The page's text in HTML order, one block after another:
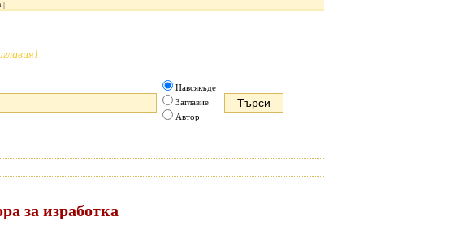
Навсякъде
Заглавие
Автор
за изработка